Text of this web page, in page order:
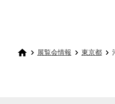
展覧会情報 東京都